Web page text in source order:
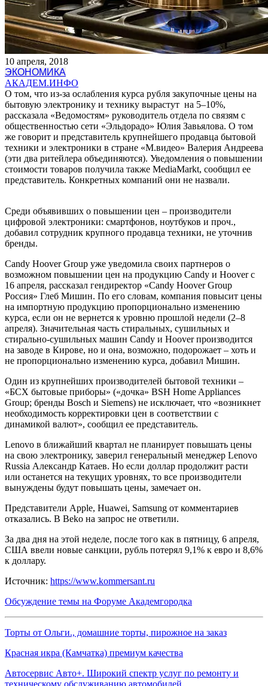
10 апреля, 2018
ЭКОНОМИКА
АКАДЕМ.ИНФО
О том, что из-за ослабления курса рубля закупочные цены на
бытовую электронику и технику вырастут на 5–10%,
рассказала «Ведомостям» руководитель отдела по связям с
общественностью сети «Эльдорадо» Юлия Завьялова. О том
же говорит и представитель крупнейшего продавца бытовой
техники и электроники в стране «М.видео» Валерия Андреева
(эти два ритейлера объединяются). Уведомления о повышении
стоимости товаров получила также MediaMarkt, сообщил ее
представитель. Конкретных компаний они не назвали.
Среди объявивших о повышении цен – производители
цифровой электроники: смартфонов, ноутбуков и проч.,
добавил сотрудник крупного продавца техники, не уточнив
бренды.
Candy Hoover Group уже уведомила своих партнеров о
возможном повышении цен на продукцию Candy и Hoover с
16 апреля, рассказал гендиректор «Candy Hoover Group
Россия» Глеб Мишин. По его словам, компания повысит цены
на импортную продукцию пропорционально изменению
курса, если он не вернется к уровню прошлой недели (2–8
апреля). Значительная часть стиральных, сушильных и
стирально-сушильных машин Candy и Hoover производится
на заводе в Кирове, но и она, возможно, подорожает – хоть и
не пропорционально изменению курса, добавил Мишин.
Один из крупнейших производителей бытовой техники –
«БСХ бытовые приборы» («дочка» BSH Home Appliances
Group; бренды Bosch и Siemens) не исключает, что «возникнет
необходимость корректировки цен в соответствии с
динамикой валют», сообщил ее представитель.
Lenovo в ближайший квартал не планирует повышать цены
на свою электронику, заверил генеральный менеджер Lenovo
Russia Александр Катаев. Но если доллар продолжит расти
или останется на текущих уровнях, то все производители
вынуждены будут повышать цены, замечает он.
Представители Apple, Huawei, Samsung от комментариев
отказались. В Beko на запрос не ответили.
За два дня на этой неделе, после того как в пятницу, 6 апреля,
США ввели новые санкции, рубль потерял 9,1% к евро и 8,6%
к доллару.
Источник: https://www.kommersant.ru
Обсуждение темы на Форуме Академгородка
Торты от Ольги., домашние торты, пирожное на заказ
Красная икра (Камчатка) премиум качества
Автосервис Авто+. Широкий спектр услуг по ремонту и
техническому обслуживанию автомобилей